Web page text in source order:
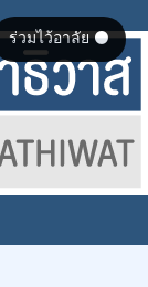
ร่วมไว้อาลัย ⚫